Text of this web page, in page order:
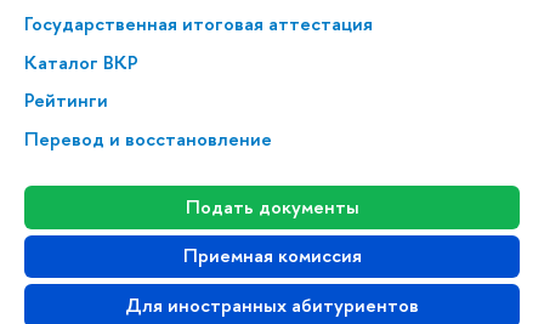
Государственная итоговая аттестация
Каталог ВКР
Рейтинги
Перевод и восстановление
Подать документы
Приемная комиссия
Для иностранных абитуриентов